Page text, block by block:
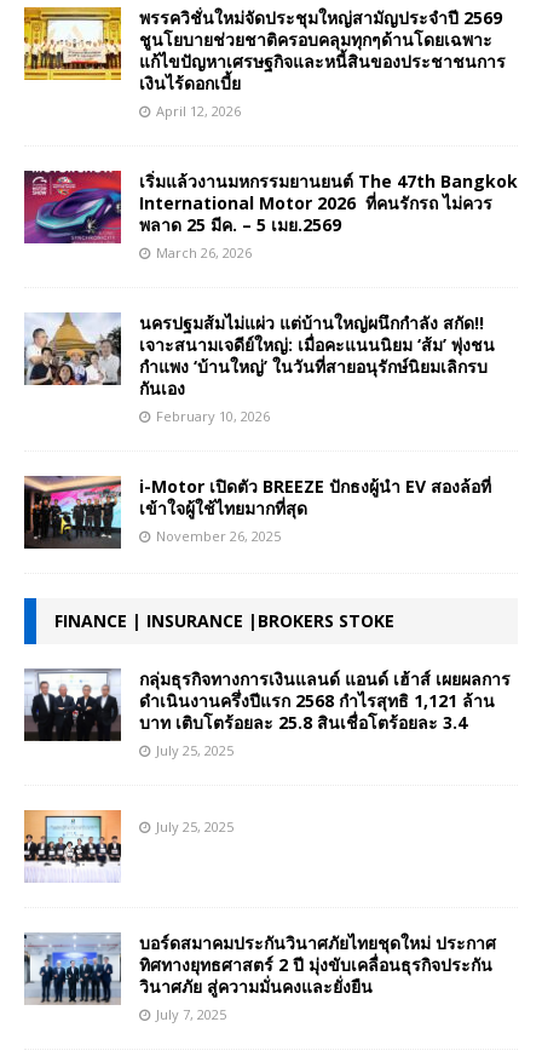
พรรควิชั่นใหม่จัดประชุมใหญ่สามัญประจำปี 2569
ชูนโยบายช่วยชาติครอบคลุมทุกๆด้านโดยเฉพาะ
แก้ไขปัญหาเศรษฐกิจและหนี้สินของประชาชนการ
เงินไร้ดอกเบี้ย
April 12, 2026
เริ่มแล้วงานมหกรรมยานยนต์ The 47th Bangkok
International Motor 2026 ที่คนรักรถ ไม่ควร
พลาด 25 มีค. – 5 เมย.2569
March 26, 2026
นครปฐมส้มไม่แผ่ว แต่บ้านใหญ่ผนึกกำลัง สกัด!!
เจาะสนามเจดีย์ใหญ่: เมื่อคะแนนนิยม ‘ส้ม’ พุ่งชน
กำแพง ‘บ้านใหญ่’ ในวันที่สายอนุรักษ์นิยมเลิกรบ
กันเอง
February 10, 2026
i-Motor เปิดตัว BREEZE ปักธงผู้นำ EV สองล้อที่
เข้าใจผู้ใช้ไทยมากที่สุด
November 26, 2025
FINANCE | INSURANCE |BROKERS STOKE
กลุ่มธุรกิจทางการเงินแลนด์ แอนด์ เฮ้าส์ เผยผลการ
ดำเนินงานครึ่งปีแรก 2568 กำไรสุทธิ 1,121 ล้าน
บาท เติบโตร้อยละ 25.8 สินเชื่อโตร้อยละ 3.4
July 25, 2025
July 25, 2025
บอร์ดสมาคมประกันวินาศภัยไทยชุดใหม่ ประกาศ
ทิศทางยุทธศาสตร์ 2 ปี มุ่งขับเคลื่อนธุรกิจประกัน
วินาศภัย สู่ความมั่นคงและยั่งยืน
July 7, 2025